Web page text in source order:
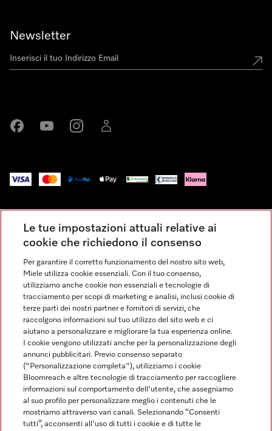
Newsletter
Condizioni Generali di Vendita
Privacy
Condizioni di Utilizzo
Dichiarazione di Accessibilità
Modulo di recesso
Legge sui servizi digitali
Impostazioni dei cookie
FINANZIAMENTO FINO A 50 MESI CON OPZIONE 10 E TASSO
ZERO
Le tue impostazioni attuali relative ai
cookie che richiedono il consenso
Per garantire il corretto funzionamento del nostro sito web,
Miele utilizza cookie essenziali. Con il tuo consenso,
utilizziamo anche cookie non essenziali e tecnologie di
tracciamento per scopi di marketing e analisi, inclusi cookie di
terze parti dei nostri partner e fornitori di servizi, che
raccolgono informazioni sul tuo utilizzo del sito web e ci
aiutano a personalizzare e migliorare la tua esperienza online.
I cookie vengono utilizzati anche per la personalizzazione degli
annunci pubblicitari. Previo consenso separato
("Personalizzazione completa"), utilizziamo i cookie
Bloomreach e altre tecnologie di tracciamento per raccogliere
informazioni sul comportamento dell'utente, che assegniamo
al suo profilo per personalizzare meglio i contenuti che le
mostriamo attraverso vari canali. Selezionando “Consenti
tutti”, acconsenti all'uso di tutti i cookie e di tutte le